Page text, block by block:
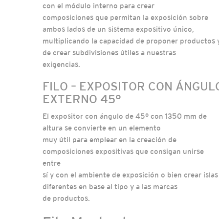
con el módulo interno para crear
composiciones que permitan la exposición sobre
ambos lados de un sistema expositivo único,
multiplicando la capacidad de proponer productos
de crear subdivisiones útiles a nuestras
exigencias.
FILO – EXPOSITOR CON
EXTERNO 45°
El expositor con ángulo de 45° con 1350 mm de
altura se convierte en un elemento
muy útil para emplear en la creación de
composiciones expositivas que consigan unirse
entre
sí y con el ambiente de exposición o bien crear islas
diferentes en base al tipo y a las marcas
de productos.